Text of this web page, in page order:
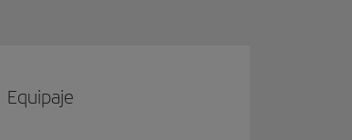
Equipaje